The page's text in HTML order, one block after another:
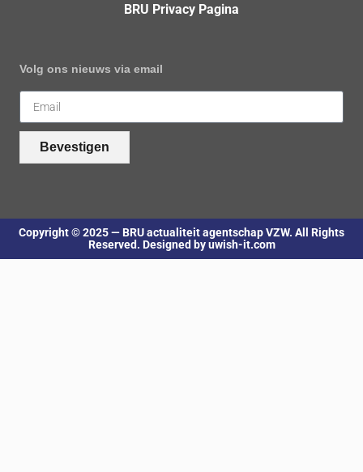
BRU Privacy Pagina
Volg ons nieuws via email
Bevestigen
Copyright © 2025 — BRU actualiteit agentschap VZW. All Rights
Reserved. Designed by uwish-it.com